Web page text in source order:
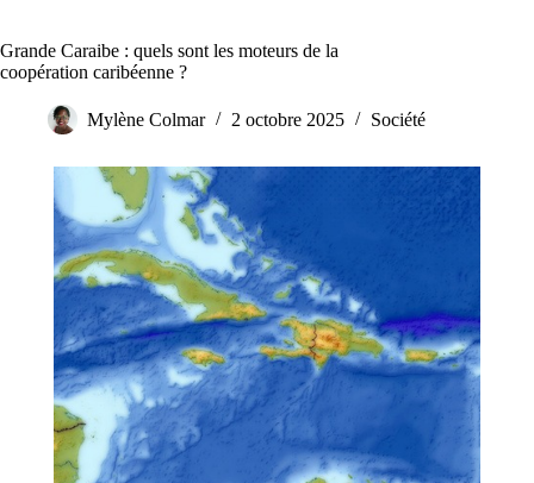
Grande Caraibe : quels sont les moteurs de la
coopération caribéenne ?
Mylène Colmar 2 octobre 2025 Société